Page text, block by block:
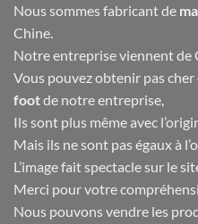
Nous sommes fabricant de
Chine.
Notre entreprise viennent de
Vous pouvez obtenir pas
footde notre entreprise,
Ils sont plus même avec
Mais ils ne sont pas égaux à
L’image fait spectacle sur le
Merci pour votre
Nous pouvons vendre les